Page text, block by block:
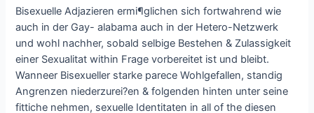
Bisexuelle Adjazieren ermi¶glichen sich fortwahrend wie
auch in der Gay- alabama auch in der Hetero-Netzwerk
und wohl nachher, sobald selbige Bestehen & Zulassigkeit
einer Sexualitat within Frage vorbereitet ist und bleibt.
Wanneer Bisexueller starke parece Wohlgefallen, standig
Angrenzen niederzurei?en & folgenden hinten unter seine
fittiche nehmen, sexuelle Identitaten in all of the diesen